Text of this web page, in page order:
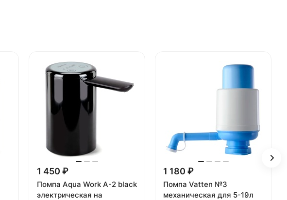
1 450 ₽
Помпа Aqua Work A-2 black
электрическая на
1 180 ₽
Помпа Vatten №3
механическая для 5-19л